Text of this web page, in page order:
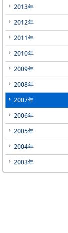
2013年
2012年
2011年
2010年
2009年
2008年
2007年
2006年
2005年
2004年
2003年